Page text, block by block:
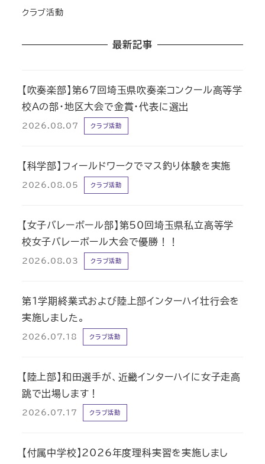
クラブ活動
最新記事
【吹奏楽部】第67回埼玉県吹奏楽コンクール高等学
校Aの部・地区大会で金賞・代表に選出
2026.08.07 クラブ活動
【科学部】フィールドワークでマス釣り体験を実施
2026.08.05 クラブ活動
【女子バレーボール部】第50回埼玉県私立高等学
校女子バレーボール大会で優勝！！
2026.08.03 クラブ活動
第1学期終業式および陸上部インターハイ壮行会を
実施しました。
2026.07.18 クラブ活動
【陸上部】和田選手が、近畿インターハイに女子走高
跳で出場します！
2026.07.17 クラブ活動
【付属中学校】2026年度理科実習を実施しまし